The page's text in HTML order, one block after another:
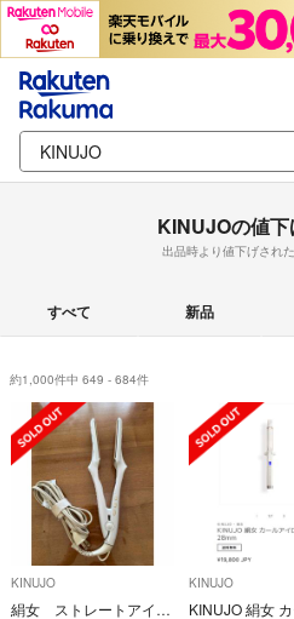
KINUJOの値
出品時より値下げされ
すべて 新品
約1,000件中 649 - 684件
KINUJO
絹女 ストレートアイロン
KINUJO